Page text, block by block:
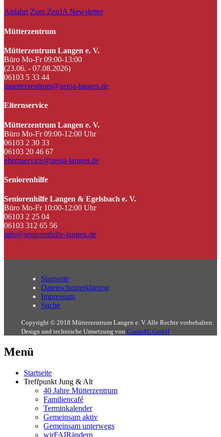
Anfahrt Zum ZenJA Newsletter
Mütterzentrum
Mütterzentrum Langen e. V.
Büro Mo-Fr 09:00-13:00
(23.06. - 07.08.2026)
06103 5 33 44
muetterzentrum@zenja-langen.de
Elternservice
Mütterzentrum Langen e. V.
Büro Mo-Fr 09:00-12:00 Uhr
06103 2 30 33
06103 20 46 67
elternservice@zenja-langen.de
Seniorenhilfe
Seniorenhilfe Langen & Egelsbach e. V.
Büro Mo-Fr 10:00-12:00 Uhr
06103 2 25 04
06103 312 65 56
info@seniorenhilfe-langen.de
Startseite
Datenschutzerklärung
Impressum
Suche
Copyright © 2018 Mütterzentrum Langen e. V. Alle Rechte vorbehalten.
Design und technische Umsetzung von Comp4U GmbH.
Menü
Startseite
Treffpunkt Jung & Alt
40 Jahre Mütterzentrum
Familiencafé
Terminkalender
Gemeinsam aktiv
Gemeinsam unterwegs
wirFAIRändern